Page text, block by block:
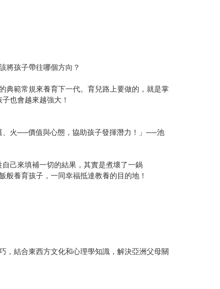
將孩子帶往哪個方向？
典範常規來養育下一代。育兒路上要做的，就是掌
也會越來越強大！
、火──價值與心態，協助孩子發揮潛力！」──池
己來填補一切的結果，其實是煮壞了一鍋
般養育孩子，一同幸福抵達教養的目的地！
，結合東西方文化和心理學知識，解決亞洲父母關